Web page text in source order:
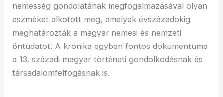
nemesség gondolatának megfogalmazásával olyan
eszméket alkotott meg, amelyek évszázadokig
meghatározták a magyar nemesi és nemzeti
öntudatot. A krónika egyben fontos dokumentuma
a 13. századi magyar történeti gondolkodásnak és
társadalomfelfogásnak is.